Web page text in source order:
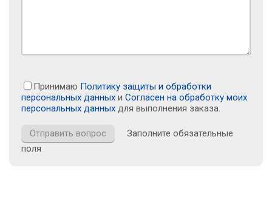
Принимаю Политику защиты и обработки
персональных данных и Согласен на обработку моих
персональных данных для выполнения заказа.
Заполните обязательные
поля